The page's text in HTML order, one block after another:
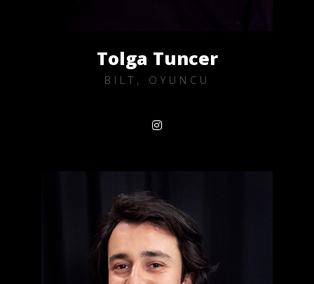
Tolga Tuncer
BILT, OYUNCU